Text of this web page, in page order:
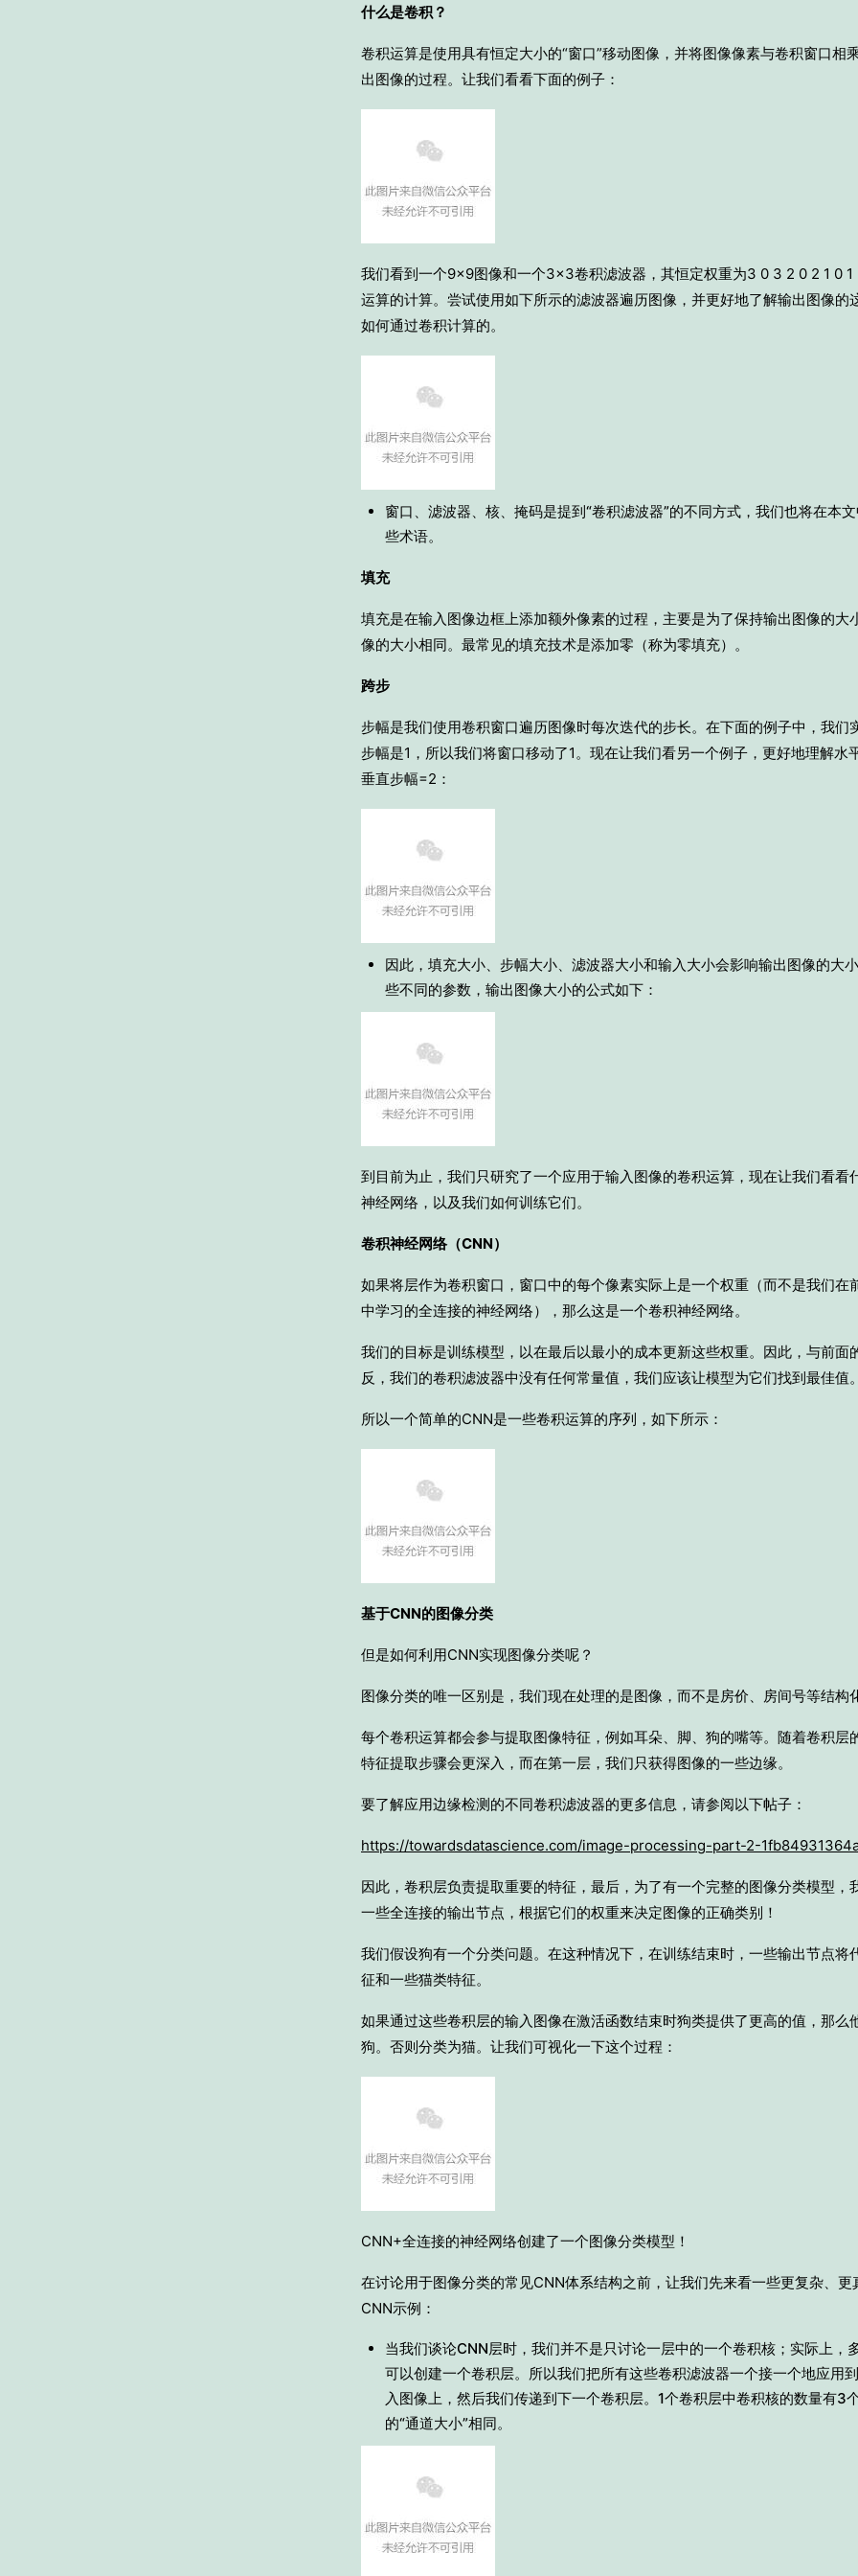
什么是卷积？
卷积运算是使用具有恒定大小的“窗口”移动图像，并将图像像素与卷积窗口相
出图像的过程。让我们看看下面的例子：
我们看到一个9×9图像和一个3×3卷积滤波器，其恒定权重为3 0 3 2 0 2 1 0 1
运算的计算。尝试使用如下所示的滤波器遍历图像，并更好地了解输出图像的
如何通过卷积计算的。
窗口、滤波器、核、掩码是提到“卷积滤波器”的不同方式，我们也将在本
些术语。
填充
填充是在输入图像边框上添加额外像素的过程，主要是为了保持输出图像的大
像的大小相同。最常见的填充技术是添加零（称为零填充）。
跨步
步幅是我们使用卷积窗口遍历图像时每次迭代的步长。在下面的例子中，我们
步幅是1，所以我们将窗口移动了1。现在让我们看另一个例子，更好地理解水
垂直步幅=2：
因此，填充大小、步幅大小、滤波器大小和输入大小会影响输出图像的大
些不同的参数，输出图像大小的公式如下：
到目前为止，我们只研究了一个应用于输入图像的卷积运算，现在让我们看看
神经网络，以及我们如何训练它们。
卷积神经网络（CNN）
如果将层作为卷积窗口，窗口中的每个像素实际上是一个权重（而不是我们在
中学习的全连接的神经网络），那么这是一个卷积神经网络。
我们的目标是训练模型，以在最后以最小的成本更新这些权重。因此，与前面
反，我们的卷积滤波器中没有任何常量值，我们应该让模型为它们找到最佳值。
所以一个简单的CNN是一些卷积运算的序列，如下所示：
基于CNN的图像分类
但是如何利用CNN实现图像分类呢？
图像分类的唯一区别是，我们现在处理的是图像，而不是房价、房间号等结构
每个卷积运算都会参与提取图像特征，例如耳朵、脚、狗的嘴等。随着卷积层
特征提取步骤会更深入，而在第一层，我们只获得图像的一些边缘。
要了解应用边缘检测的不同卷积滤波器的更多信息，请参阅以下帖子：
https://towardsdatascience.com/image-processing-part-2-
因此，卷积层负责提取重要的特征，最后，为了有一个完整的图像分类模型，
一些全连接的输出节点，根据它们的权重来决定图像的正确类别！
我们假设狗有一个分类问题。在这种情况下，在训练结束时，一些输出节点将
征和一些猫类特征。
如果通过这些卷积层的输入图像在激活函数结束时狗类提供了更高的值，那么
狗。否则分类为猫。让我们可视化一下这个过程：
CNN+全连接的神经网络创建了一个图像分类模型！
在讨论用于图像分类的常见CNN体系结构之前，让我们先来看一些更复杂、更
CNN示例：
当我们谈论CNN层时，我们并不是只讨论一层中的一个卷积核；实际上，
可以创建一个卷积层。所以我们把所有这些卷积滤波器一个接一个地应用
入图像上，然后我们传递到下一个卷积层。1个卷积层中卷积核的数量有3
的“通道大小”相同。